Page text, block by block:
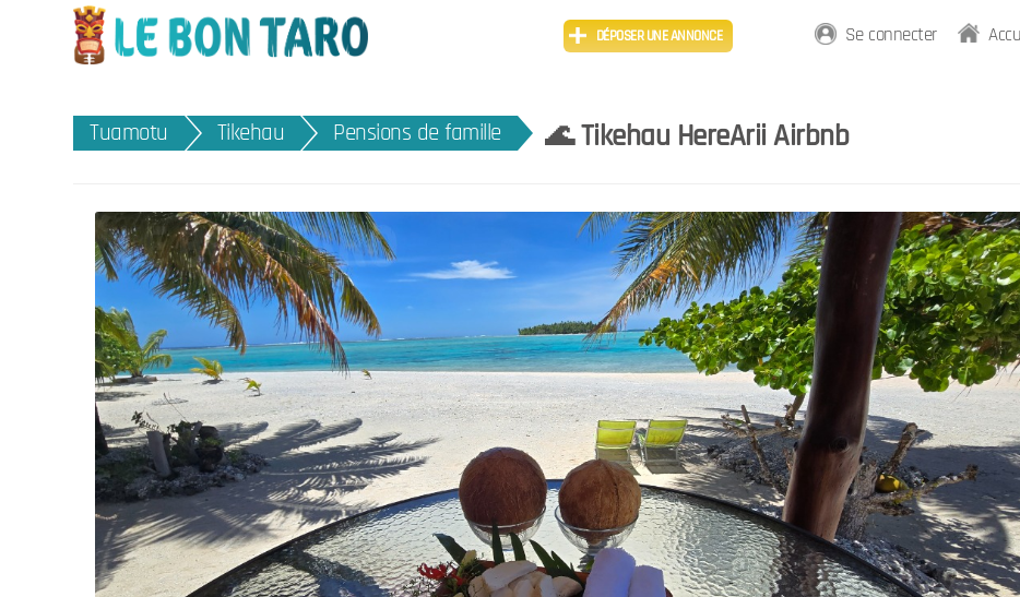
DÉPOSER UNE ANNONCE Se connecter
Tuamotu Tikehau Pensions de famille 🌊 Tikehau HereArii Airbnb